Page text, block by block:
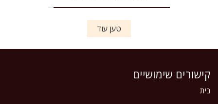
טען עוד
קישורים שימושיים
בית